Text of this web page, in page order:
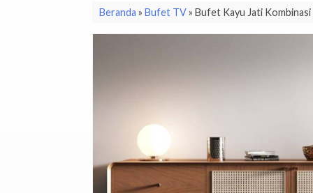
Beranda » Bufet TV» Bufet Kayu Jati